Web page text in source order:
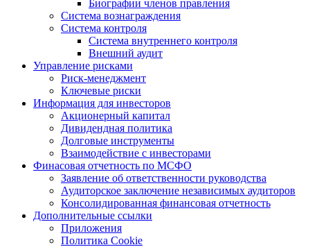
Биографии членов правления
Система вознаграждения
Система контроля
Система внутреннего контроля
Внешний аудит
Управление рисками
Риск-менеджмент
Ключевые риски
Информация для инвесторов
Акционерный капитал
Дивидендная политика
Долговые инструменты
Взаимодействие с инвеcторами
Финасовая отчетность по МСФО
Заявление об ответственности руководства
Аудиторское заключение независимых аудиторов
Консолидированная финансовая отчетность
Дополнительные ссылки
Приложения
Политика Cookie